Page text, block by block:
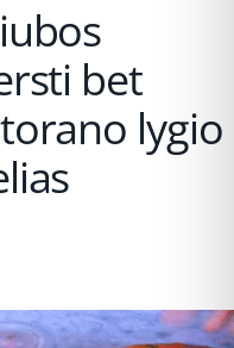
bet
lygio